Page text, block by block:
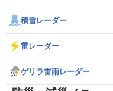
積雪レーダー
雷レーダー
ゲリラ雷雨レーダー